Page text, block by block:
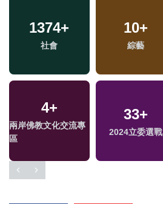
1374+
社會
10+
綜藝
4+
兩岸佛教文化交流專
區
33+
2024立委選戰